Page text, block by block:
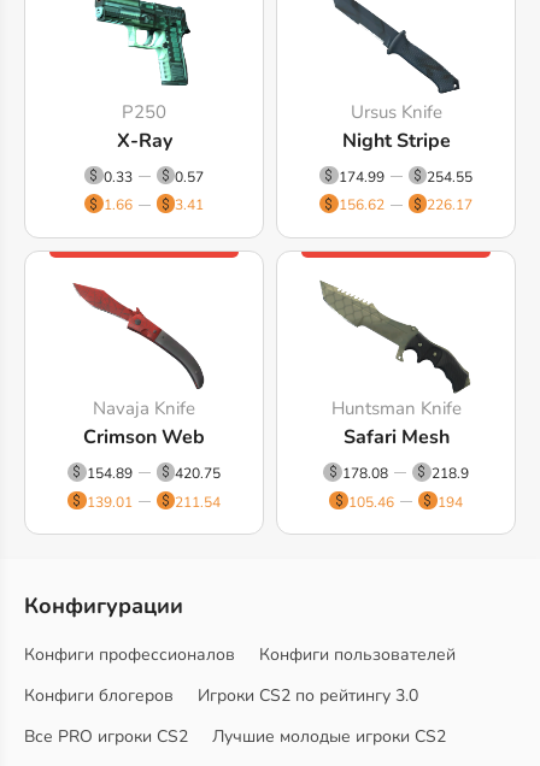
P250
X-Ray
0.33
0.57
1.66
3.41
Ursus Knife
Night Stripe
174.99
254.55
156.62
226.17
Navaja Knife
Crimson Web
154.89
420.75
139.01
211.54
Huntsman Knife
Safari Mesh
178.08
218.9
105.46
194
Конфигурации
Конфиги профессионалов
Конфиги пользователей
Конфиги блогеров
Игроки CS2 по рейтингу 3.0
Все PRO игроки CS2
Лучшие молодые игроки CS2